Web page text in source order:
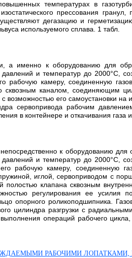
температурах в
прессования
дегазацию и
используемого сплава. 1 табл.
а именно к оборудованию для
и температур до 2000°С,
рабочую камеру, соединенную
каналом, соединяющим
его самоустановки на
сервопривода рабочим
в контейнере и откачивания газа
к оборудованию
и температур до 2000°С,
рабочую камеру, соединенную
иглой, сервоприводом с
полостью клапана сквозным
регулирования ее усилия
опорного роликоподшипника.
цилиндра разгрузки с
операций рабочего
РАБОЧИМИ